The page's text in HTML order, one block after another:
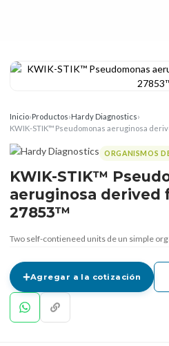
Inicio›Productos›Hardy Diagnostics›
KWIK-STIK™ Pseudomonas aeruginosa
ORGANISMOS
KWIK-STIK™
aeruginosa derived
27853™
Two self-contieneed units de un simple
Agregar a la cotización